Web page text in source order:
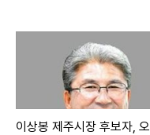
이상봉 제주시장 후보자, 오